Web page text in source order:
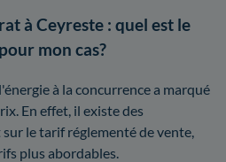
à Ceyreste : quel est le
mon cas?
à la concurrence a marqué
En effet, il existe des
le tarif réglementé de vente,
plus abordables.